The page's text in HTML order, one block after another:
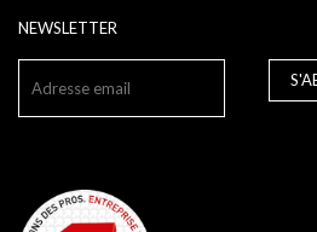
NEWSLETTER